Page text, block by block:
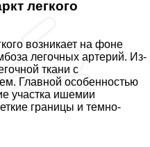
легкого
возникает на фоне
легочных артерий. Из-
ткани с
Главной особенностью
участка ишемии
границы и темно-